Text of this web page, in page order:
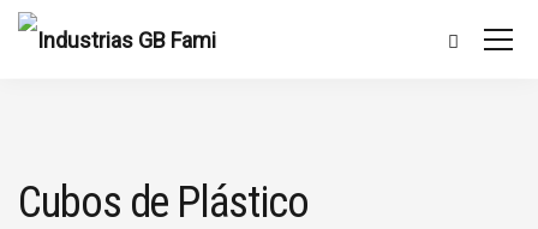
Cubos de Plástico